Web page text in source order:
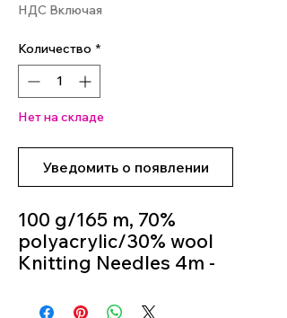
НДС Включая
Количество *
Нет на складе
Уведомить о появлении
100 g/165 m, 70%
polyacrylic/30% wool
Knitting Needles 4m -
Colour 06